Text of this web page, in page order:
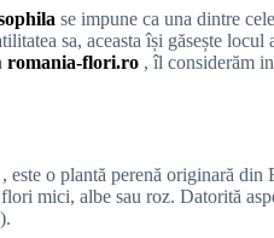
se impune ca una dintre
sa, aceasta își găsește locul
romania-flori.ro , îl considerăm
, este o plantă perenă originară
mici, albe sau roz. Datorită